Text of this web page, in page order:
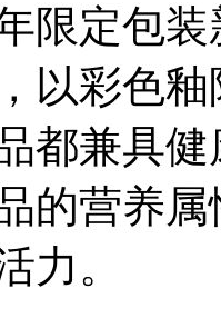
限定包
以彩色
都兼具
的营养
力。